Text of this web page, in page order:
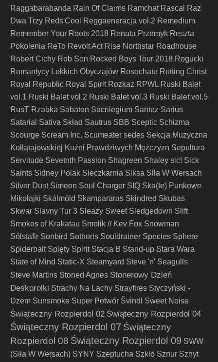
Raggabarabanda Rain Of Claims Ramchat Rascal
Raz
Dwa Trzy Reds'Cool Reggaeneracja vol.2 Remedium
Remember Your Roots 2018 Renata Przemyk Reszta
Pokolenia ReTo Revolt Act Rise Northstar Roadhouse
Robert Cichy Rob Son Rocked Boys Tour 2018 Rogucki
Romantycy Lekkich Obyczajów Rosochate Rotting Christ
Royal Republic Royal Spirit Rozkaz RPWL Ruski Balet
vol.1 Ruski Balet vol.2 Ruski Balet vol.3 Ruski Balet vol.5
RusT Rzabka Sabaton Sacrilegium Santez Sarius
Satarial Sativa Skład Sautrus SBB Sceptic Schizma
Scourge Scream Inc. Scumeater sedes Sekcja Muzyczna
Kołłątajowskiej Kuźni Prawdziwych Mężczyzn Sepultura
Servitude Sevetnth Passion Shagreen Shaley sic! Sick
Saints Sidney Polak Sieczkarnia Siksa Siła W Wersach
Silver Dust Simeon Soul Charger SIQ Ska(te) Punkowe
Mikołajki Skálmöld Skampararas Skindred Skubas
Skwar Slavny Tur 3 Sleazy Sweet Sledgedown Slift
Smokes of Krakatau Smolik // Kev Fox Snowman
Sólstafir Sonbird Sothoris Souldrainer Species Sphere
Spiderbait Spięty Spirit Stacja B Stand-up Stara Wara
State of Mind Static-X Steamyard Steve 'n' Seagulls
Steve Martins Stoned Agnes Stonerowy Dzień
Deskorolki Strachy Na Lachy Strayfires Styczyński -
Dżem Sunsmoke Super Potwór Švindl Sweet Noise
Świąteczny Rozpierdol 02 Świąteczny Rozpierdol 04
Świąteczny Rozpierdol 07 Świąteczny
Rozpierdol 08 Świąteczny Rozpierdol 09 SWW
(Siła W Wersach) SYNY Szeptucha Szkło Sznur Sznyt